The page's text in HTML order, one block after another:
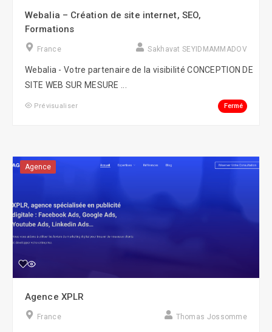
Webalia – Création de site internet, SEO,
Formations
France Sakhavat SEYIDMAMMADOV
Webalia - Votre partenaire de la visibilité CONCEPTION DE
SITE WEB SUR MESURE ...
Prévisualiser Fermé
Agence
Agence XPLR
France Thomas Jossomme